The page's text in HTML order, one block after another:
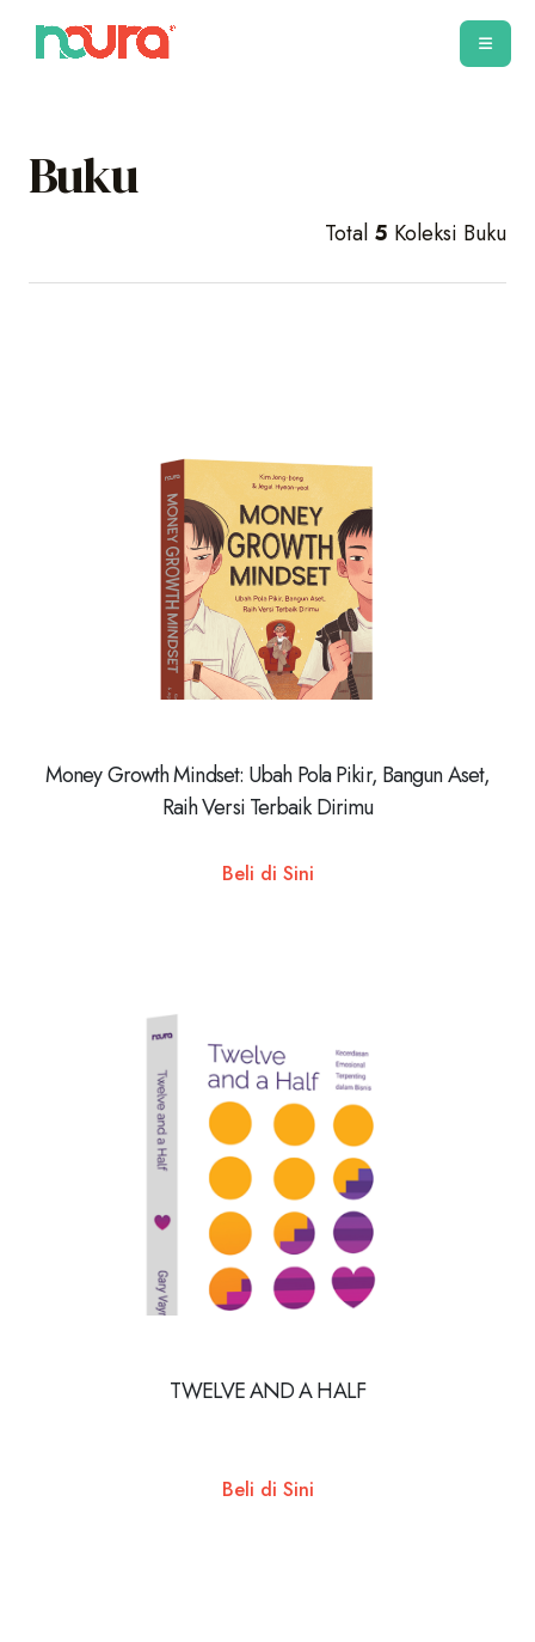
Buku
Total 5 Koleksi Buku
Money Growth Mindset: Ubah Pola Pikir, Bangun Aset,
Raih Versi Terbaik Dirimu
Beli di Sini
TWELVE AND A HALF
Beli di Sini